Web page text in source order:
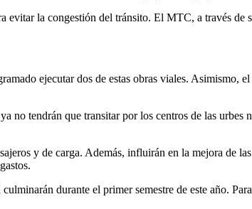
evitar la congestión del tránsito. El MTC, a través de
ejecutar dos de estas obras viales. Asimismo,
tendrán que transitar por los centros de las urbes
y de carga. Además, influirán en la mejora de
durante el primer semestre de este año.